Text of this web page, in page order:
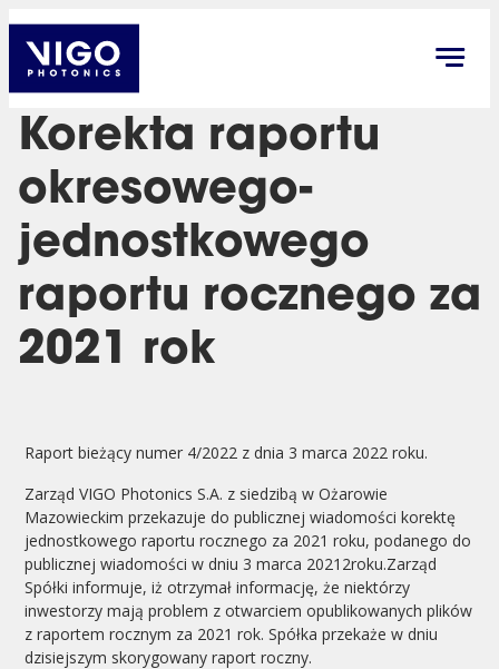
Korekta raportu
okresowego-
jednostkowego
raportu rocznego za
2021 rok
Raport bieżący numer 4/2022 z dnia 3 marca 2022 roku.
Zarząd VIGO Photonics S.A. z siedzibą w Ożarowie
Mazowieckim przekazuje do publicznej wiadomości korektę
jednostkowego raportu rocznego za 2021 roku, podanego do
publicznej wiadomości w dniu 3 marca 20212roku.Zarząd
Spółki informuje, iż otrzymał informację, że niektórzy
inwestorzy mają problem z otwarciem opublikowanych plików
z raportem rocznym za 2021 rok. Spółka przekaże w dniu
dzisiejszym skorygowany raport roczny.